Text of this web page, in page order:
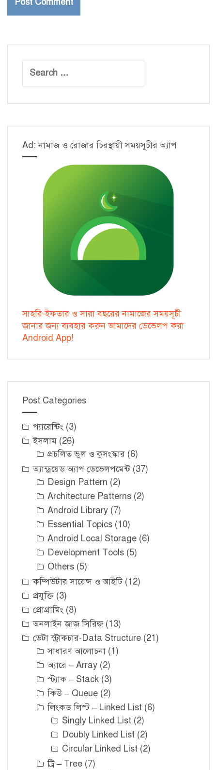
for:
Ad: নামাজ ও রোজার চিরস্থায়ী সময়সূচীর অ্যাপ
সাহরি-ইফতার ও সারা বছরের নামাজের সময়সূচী
জানার জন্য ব্যবহার করুন আমাদের ডেভেলপ করা
Android App!
Post Categories
প্যারেন্টিং (3)
ইসলাম (26)
প্রচলিত ভুল ও কুসংস্কার (6)
অ্যান্ড্রয়েড অ্যাপ ডেভেলপমেন্ট(37)
Design Pattern (2)
Architecture Patterns (2)
Android Library (7)
Essential Topics (10)
Android Local Storage (6)
Development Tools (5)
Others (5)
কম্পিউটার সায়েন্স ও আইটি(12)
প্রযুক্তি (3)
প্রোগ্রামিং (8)
অনলাইন জাজ সিরিজ (13)
ডেটা স্ট্রাকচার-Data Structure (21)
সাধারণ আলোচনা (1)
অ্যারে – Array (2)
স্ট্যাক – Stack (3)
কিউ – Queue (2)
লিংকড লিস্ট – Linked List (6)
Singly Linked List (2)
Doubly Linked List (2)
Circular Linked List (2)
ট্রি – Tree (7)